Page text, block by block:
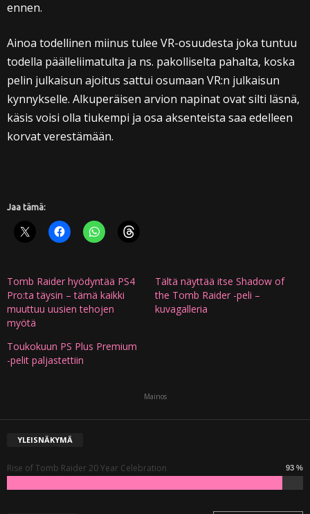
ennen.
Ainoa todellinen miinus tulee VR-osuudesta joka tuntuu
todella päälleliimatulta ja ns. pakolliselta pahalta, koska
pelin julkaisun ajoitus sattui osumaan VR:n julkaisun
kynnykselle. Alkuperäisen arvion napinat ovat silti läsnä,
käsis voisi olla tiukempi ja osa aksenteista saa edelleen
korvat verestämään.
Jaa tämä:
Tomb Raider hyödyntää PS4
Pro:ta täysin – tämä kaikki
muuttuu uusien tehojen
myötä
Tältä näyttää itse Shadow of
the Tomb Raider -peli –
kuvagalleria
Toukokuun PS Plus Premium
-pelit paljastettiin
Mainos
YLEISNÄKYMÄ
Rise of Tomb Raider 20 Year Celebration 93 %